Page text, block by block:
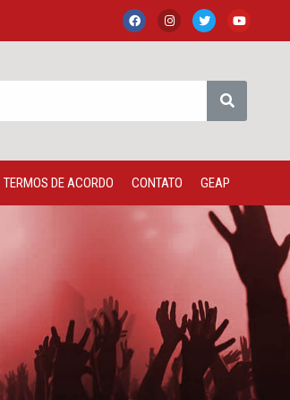
TERMOS DE ACORDO CONTATO GEAP